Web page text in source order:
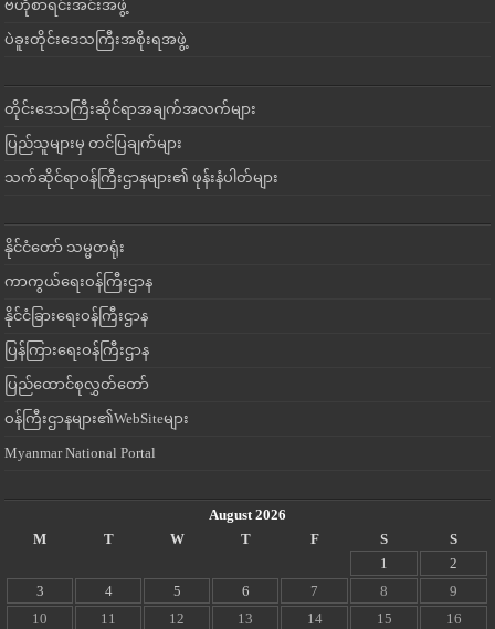
ဗဟိုစာရင်းအင်းအဖွဲ့
ပဲခူးတိုင်းဒေသကြီးအစိုးရအဖွဲ့
တိုင်းဒေသကြီးဆိုင်ရာအချက်အလက်များ
ပြည်သူများမှ တင်ပြချက်များ
သက်ဆိုင်ရာဝန်ကြီးဌာနများ၏ ဖုန်းနံပါတ်များ
နိုင်ငံတော် သမ္မတရုံး
ကာကွယ်ရေးဝန်ကြီးဌာန
နိုင်ငံခြားရေးဝန်ကြီးဌာန
ပြန်ကြားရေးဝန်ကြီးဌာန
ပြည်ထောင်စုလွှတ်တော်
ဝန်ကြီးဌာနများ၏WebSiteများ
Myanmar National Portal
August 2026
M
T W T F S
S
1
2
3
4 5 6 7 8
9
10
11 12 13 14 15
16